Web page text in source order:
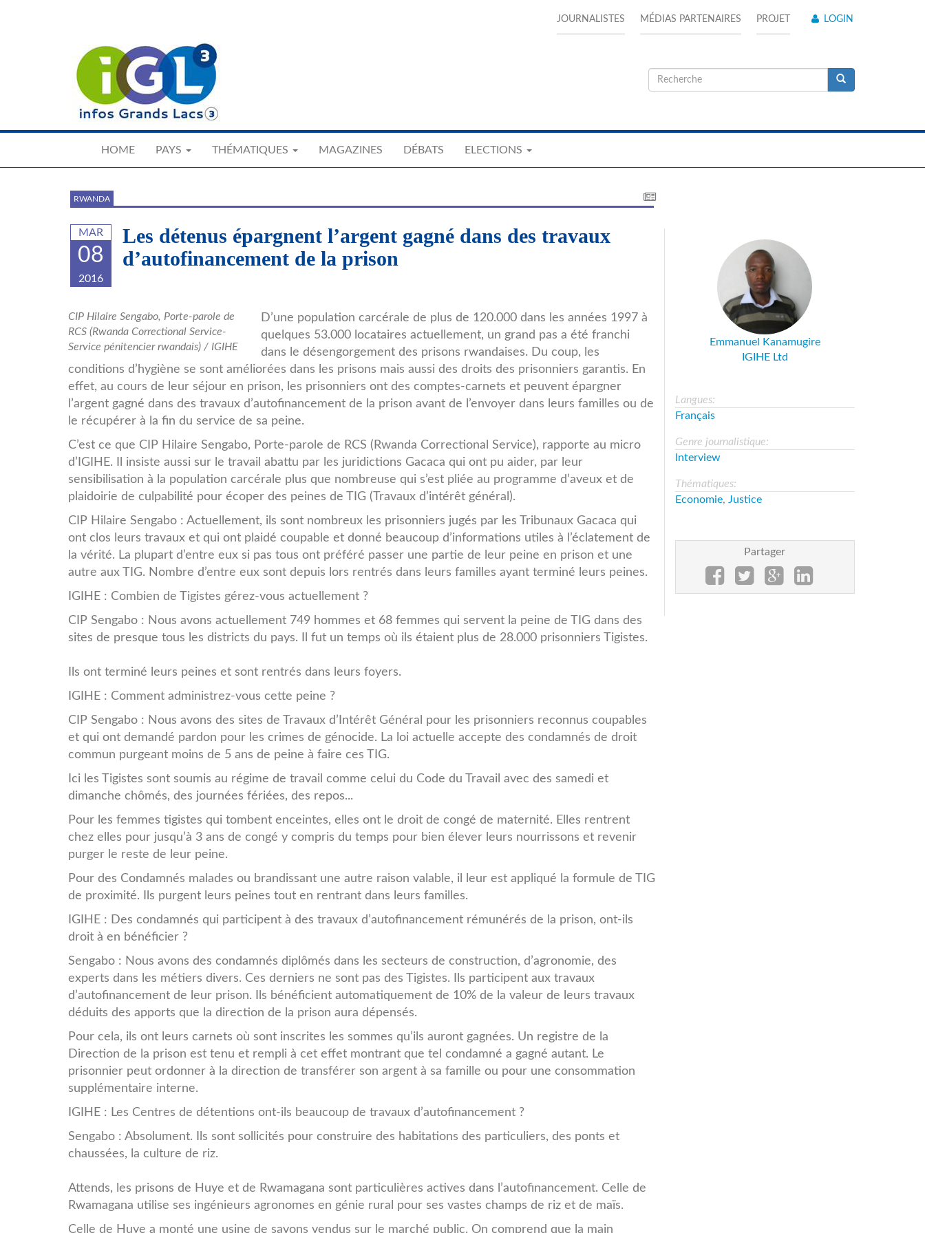
JOURNALISTES MÉDIAS PARTENAIRES PROJET LOGIN
Formulaire
recherche
HOME PAYS THÉMATIQUES MAGAZINES DÉBATS ELECTIONS
RWANDA
MAR
08
2016
Les détenus épargnent l’argent gagné dans des travaux
d’autofinancement de la prison
CIP.jpg
CIP Hilaire Sengabo, Porte-parole de
RCS (Rwanda Correctional Service-
Service pénitencier rwandais) / IGIHE
D’une population carcérale de plus de 120.000 dans les années 1997 à
quelques 53.000 locataires actuellement, un grand pas a été franchi
dans le désengorgement des prisons rwandaises. Du coup, les
conditions d’hygiène se sont améliorées dans les prisons mais aussi des droits des prisonniers garantis. En
effet, au cours de leur séjour en prison, les prisonniers ont des comptes-carnets et peuvent épargner
l’argent gagné dans des travaux d’autofinancement de la prison avant de l’envoyer dans leurs familles ou de
le récupérer à la fin du service de sa peine.
C’est ce que CIP Hilaire Sengabo, Porte-parole de RCS (Rwanda Correctional Service), rapporte au micro
d’IGIHE. Il insiste aussi sur le travail abattu par les juridictions Gacaca qui ont pu aider, par leur
sensibilisation à la population carcérale plus que nombreuse qui s’est pliée au programme d’aveux et de
plaidoirie de culpabilité pour écoper des peines de TIG (Travaux d’intérêt général).
CIP Hilaire Sengabo : Actuellement, ils sont nombreux les prisonniers jugés par les Tribunaux Gacaca qui
ont clos leurs travaux et qui ont plaidé coupable et donné beaucoup d’informations utiles à l’éclatement de
la vérité. La plupart d’entre eux si pas tous ont préféré passer une partie de leur peine en prison et une
autre aux TIG. Nombre d’entre eux sont depuis lors rentrés dans leurs familles ayant terminé leurs peines.
IGIHE : Combien de Tigistes gérez-vous actuellement ?
CIP Sengabo : Nous avons actuellement 749 hommes et 68 femmes qui servent la peine de TIG dans des
sites de presque tous les districts du pays. Il fut un temps où ils étaient plus de 28.000 prisonniers Tigistes.
Ils ont terminé leurs peines et sont rentrés dans leurs foyers.
IGIHE : Comment administrez-vous cette peine ?
CIP Sengabo : Nous avons des sites de Travaux d’Intérêt Général pour les prisonniers reconnus coupables
et qui ont demandé pardon pour les crimes de génocide. La loi actuelle accepte des condamnés de droit
commun purgeant moins de 5 ans de peine à faire ces TIG.
Ici les Tigistes sont soumis au régime de travail comme celui du Code du Travail avec des samedi et
dimanche chômés, des journées fériées, des repos...
Pour les femmes tigistes qui tombent enceintes, elles ont le droit de congé de maternité. Elles rentrent
chez elles pour jusqu’à 3 ans de congé y compris du temps pour bien élever leurs nourrissons et revenir
purger le reste de leur peine.
Pour des Condamnés malades ou brandissant une autre raison valable, il leur est appliqué la formule de TIG
de proximité. Ils purgent leurs peines tout en rentrant dans leurs familles.
IGIHE : Des condamnés qui participent à des travaux d’autofinancement rémunérés de la prison, ont-ils
droit à en bénéficier ?
Sengabo : Nous avons des condamnés diplômés dans les secteurs de construction, d’agronomie, des
experts dans les métiers divers. Ces derniers ne sont pas des Tigistes. Ils participent aux travaux
d’autofinancement de leur prison. Ils bénéficient automatiquement de 10% de la valeur de leurs travaux
déduits des apports que la direction de la prison aura dépensés.
Pour cela, ils ont leurs carnets où sont inscrites les sommes qu’ils auront gagnées. Un registre de la
Direction de la prison est tenu et rempli à cet effet montrant que tel condamné a gagné autant. Le
prisonnier peut ordonner à la direction de transférer son argent à sa famille ou pour une consommation
supplémentaire interne.
IGIHE : Les Centres de détentions ont-ils beaucoup de travaux d’autofinancement ?
Sengabo : Absolument. Ils sont sollicités pour construire des habitations des particuliers, des ponts et
chaussées, la culture de riz.
Attends, les prisons de Huye et de Rwamagana sont particulières actives dans l’autofinancement. Celle de
Rwamagana utilise ses ingénieurs agronomes en génie rural pour ses vastes champs de riz et de maïs.
Celle de Huye a monté une usine de savons vendus sur le marché public. On comprend que la main
Emmanuel Kanamugire
IGIHE Ltd
Langues:
Français
Genre journalistique:
Interview
Thématiques:
Economie, Justice
Partager